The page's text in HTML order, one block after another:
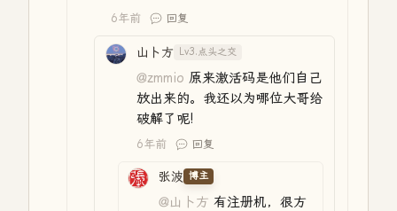
6年前 回复
山卜方 Lv3.点头之交
@zmmio 原来激活码是他们自己
放出来的。我还以为哪位大哥给
破解了呢!
6年前 回复
张波 博主
@山卜方 有注册机，很方